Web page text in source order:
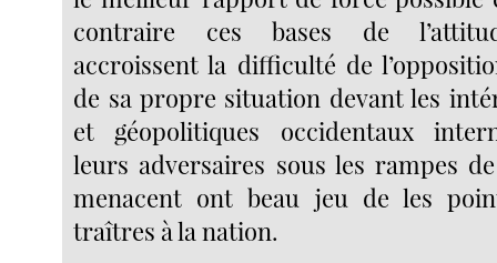
contraire ces bases de
accroissent la difficulté de
de sa propre situation devant les
et géopolitiques occidentaux
leurs adversaires sous les rampes
menacent ont beau jeu de les
traîtres à la nation.